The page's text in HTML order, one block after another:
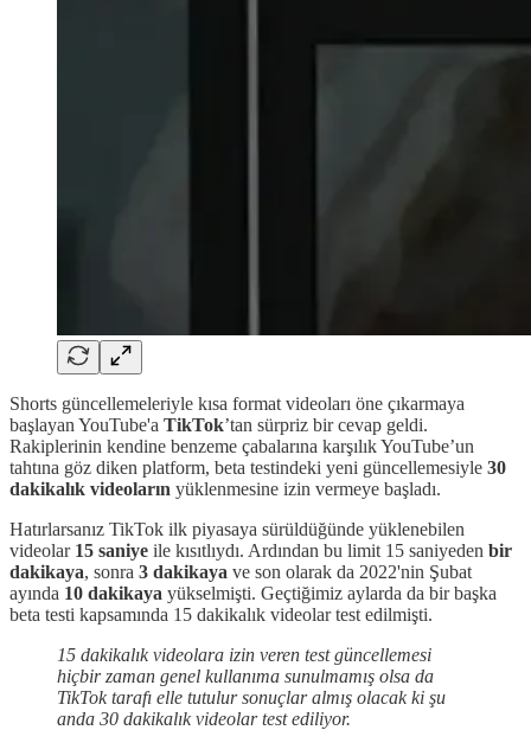
Shorts güncellemeleriyle kısa format videoları öne çıkarmaya
başlayan YouTube'a TikTok’tan sürpriz bir cevap geldi.
Rakiplerinin kendine benzeme çabalarına karşılık YouTube’un
tahtına göz diken platform, beta testindeki yeni güncellemesiyle 30
dakikalık videoların yüklenmesine izin vermeye başladı.
Hatırlarsanız TikTok ilk piyasaya sürüldüğünde yüklenebilen
videolar 15 saniye ile kısıtlıydı. Ardından bu limit 15 saniyeden bir
dakikaya, sonra 3 dakikaya ve son olarak da 2022'nin Şubat
ayında 10 dakikaya yükselmişti. Geçtiğimiz aylarda da bir başka
beta testi kapsamında 15 dakikalık videolar test edilmişti.
15 dakikalık videolara izin veren test güncellemesi
hiçbir zaman genel kullanıma sunulmamış olsa da
TikTok tarafı elle tutulur sonuçlar almış olacak ki şu
anda 30 dakikalık videolar test ediliyor.